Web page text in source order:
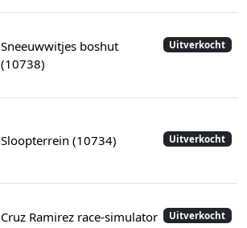
Uitverkocht
Sneeuwwitjes boshut
(10738)
Uitverkocht
Sloopterrein (10734)
Uitverkocht
Cruz Ramirez race-simulator